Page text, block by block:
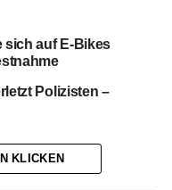
sich auf E-Bikes
Polizisten –
KLICKEN